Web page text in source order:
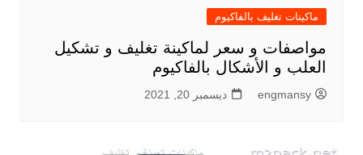
ماكينات تغليف بالفاكيوم
مواصفات و سعر لماكينة تغليف و تشكيل
العلب و الأشكال بالفاكيوم
engmansy ديسمبر 20, 2021